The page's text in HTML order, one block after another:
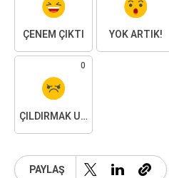
ÇENEM ÇIKTI YOK ARTIK!
0
ÇILDIRMAK ÜZEREYIM
PAYLAŞ